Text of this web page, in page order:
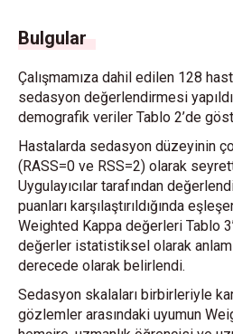
Bulgular
Çalışmamıza dahil edilen 128
sedasyon değerlendirmesi
demografik veriler Tablo 2’de
Hastalarda sedasyon düzeyinin
(RASS=0 ve RSS=2) olarak
Uygulayıcılar tarafından
puanları karşılaştırıldığında
Weighted Kappa değerleri Tablo
değerler istatistiksel olarak
derecede olarak belirlendi.
Sedasyon skalaları birbirleriyle
gözlemler arasındaki uyumun